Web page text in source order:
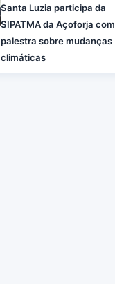
Santa Luzia participa da
SIPATMA da Açoforja com
palestra sobre mudanças
climáticas